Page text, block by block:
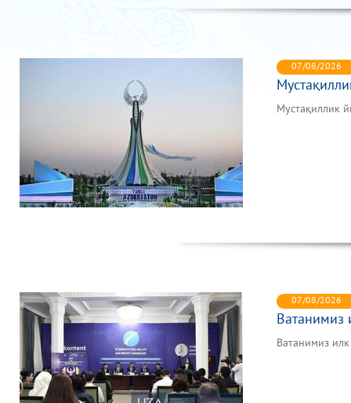
07/08/2026
Мустақиллик
07/08/2026
Ватанимиз
Ватанимиз